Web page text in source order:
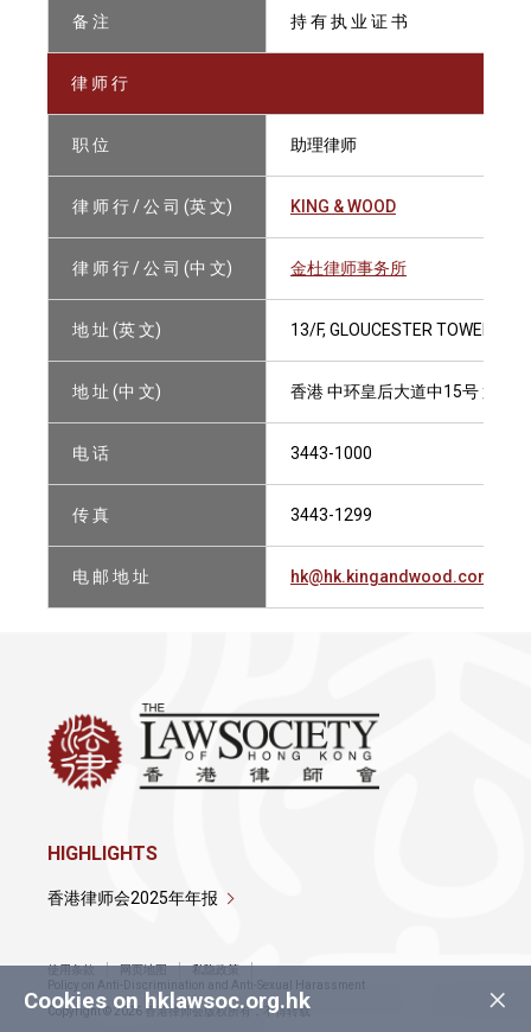
备 注 持 有 执 业 证 书
律 师 行
职 位 助理律师
律 师 行 / 公 司 (英 文) KING & WOOD
律 师 行 / 公 司 (中 文) 金杜律师事务所
地 址 (英 文) 13/F, GLOUCESTER TOWER,
地 址 (中 文) 香港 中环皇后大道中15号 置地
电 话 3443-1000
传 真 3443-1299
电 邮 地 址 hk@hk.kingandwood.com
×
Cookies on hklawsoc.org.hk
HIGHLIGHTS
香港律师会2025年年报
使用条款 网页地图
私隐政策
Policy on Anti-Discrimination and Anti-Sexual Harassment
Copyright © 2026 香港律师会版权所有，不得转载